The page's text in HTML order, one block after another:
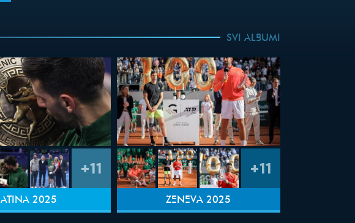
SVI ALBUMI
+11
ATINA 2025
+11
ŽENEVA 2025